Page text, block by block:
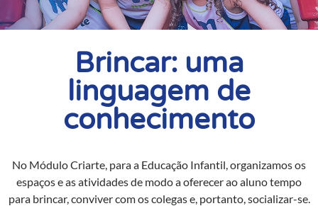
Brincar: uma
linguagem de
conhecimento
No Módulo Criarte, para a Educação Infantil, organizamos os
espaços e as atividades de modo a oferecer ao aluno tempo
para brincar, conviver com os colegas e, portanto, socializar-se.